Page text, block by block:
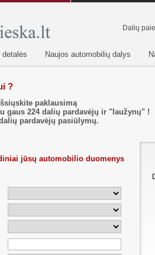
Dalių
detalės Naujos automobilių dalys
?
paklausimą
gaus 224dalių pardavėjų ir "laužynų" !
pardavėjų pasiūlymų.
jūsų automobilio duomenys